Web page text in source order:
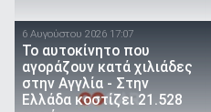
6 Αυγούστου 2026 17:07
To αυτοκίνητο που
αγοράζουν κατά χιλιάδες
στην Αγγλία - Στην
Ελλάδα κοστίζει 21.528